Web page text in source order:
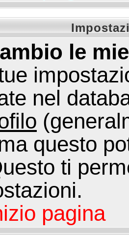
le
nel
questo
ti
pagina